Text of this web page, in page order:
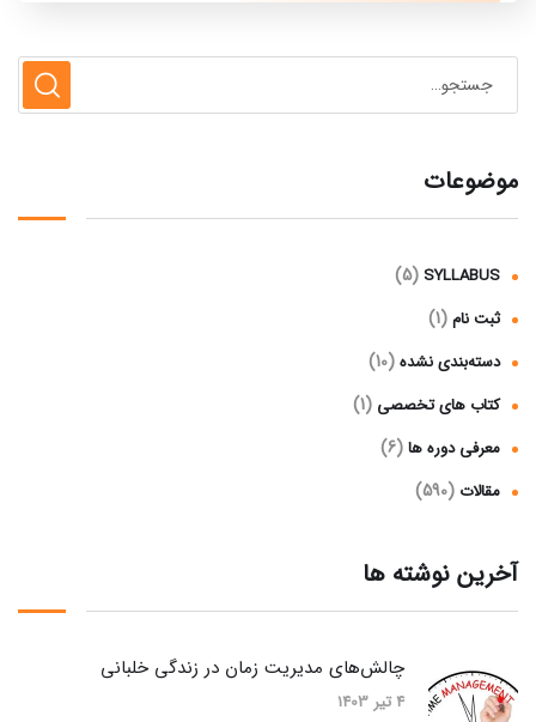
موضوعات
SYLLABUS
(5)
ثبت نام(1)
دسته‌بندی نشده(10)
کتاب های تخصصی (1)
معرفی دوره ها(6)
مقالات (590)
آخرین نوشته ها
چالش‌های مدیریت زمان در زندگی خلبانی
4 تیر 1403